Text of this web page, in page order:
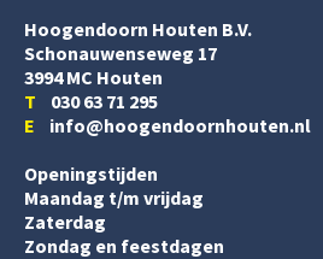
Hoogendoorn Houten B.V.
Schonauwenseweg 17
3994 MC Houten
T 030 63 71 295
E info@hoogendoornhouten.nl
Openingstijden
Maandag t/m vrijdag
Zaterdag
Zondag en feestdagen